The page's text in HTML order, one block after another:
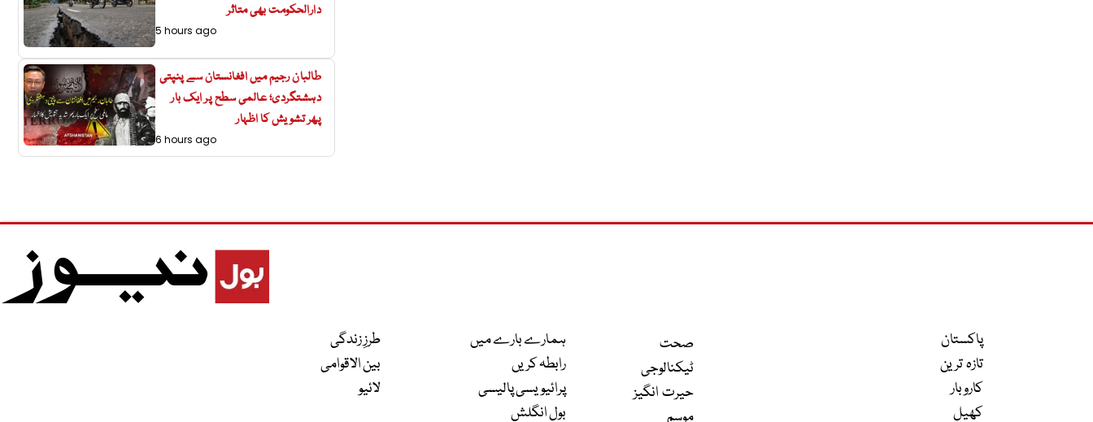
دارالحکومت بھی متاثر
5 hours ago
طالبان رجیم میں افغانستان سے پنپتی
دہشتگردی؛ عالمی سطح پر ایک بار
پھر تشویش کا اظہار
6 hours ago
پاکستان
تازہ ترین
کاروبار
کھیل
صحت
ٹیکنالوجی
حیرت انگیز
موسم
طرزِ زندگی
بین الاقوامی
لائیو
ہمارے بارے میں
رابطہ کریں
پرائیویسی پالیسی
بول انگلش